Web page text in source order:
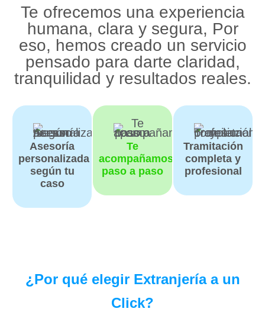
Te ofrecemos una experiencia
humana, clara y segura, Por
eso, hemos creado un servicio
pensado para darte claridad,
tranquilidad y resultados reales.
Asesoría
personalizada
según tu
caso
Te
acompañamos
paso a paso
Tramitación
completa y
profesional
¿Por qué elegir Extranjería a un
Click?